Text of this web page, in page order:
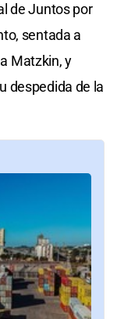
de Juntos por
sentada a
Matzkin, y
despedida de la